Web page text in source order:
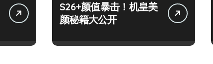
S26+颜值暴击！机皇美
颜秘籍大公开